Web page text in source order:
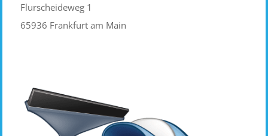
Flurscheideweg 1
65936 Frankfurt am Main